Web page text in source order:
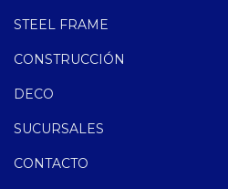
STEEL FRAME
CONSTRUCCIÓN
DECO
SUCURSALES
CONTACTO